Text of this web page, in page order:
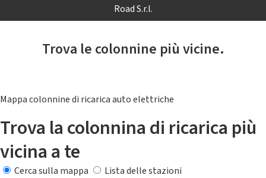
Road S.r.l.
Trova le colonnine più vicine.
Mappa colonnine di ricarica auto elettriche
Trova la colonnina di ricarica più
vicina a te
Cerca sulla mappa
Lista delle stazioni